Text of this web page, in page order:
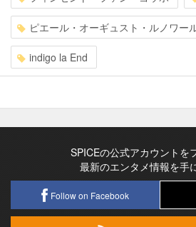
ピエール・オーギュスト・ルノワー
indigo la End
SPICEの公式アカウントを
最新のエンタメ情報を手
Follow on Facebook